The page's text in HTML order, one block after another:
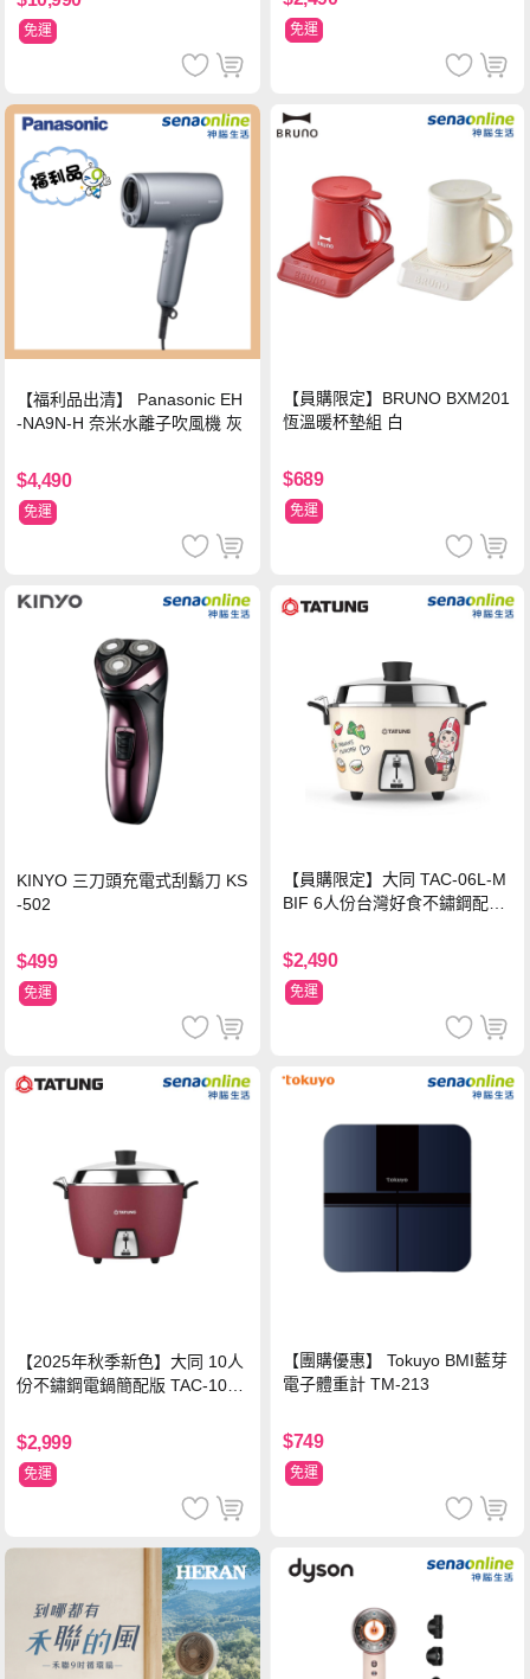
免運 免運
【福利品出清】 Panasonic EH
-NA9N-H 奈米水離子吹風機 灰
$4,490
免運
【員購限定】BRUNO BXM201
恆溫暖杯墊組 白
$689
免運
KINYO 三刀頭充電式刮鬍刀 KS
-502
$499
免運
【員購限定】大同 TAC-06L-M
BIF 6人份台灣好食不鏽鋼配件
$2,490
免運
【2025年秋季新色】大同 10人
份不鏽鋼電鍋簡配版 TAC-10L-
$2,999
免運
【團購優惠】 Tokuyo BMI藍芽
電子體重計 TM-213
$749
免運